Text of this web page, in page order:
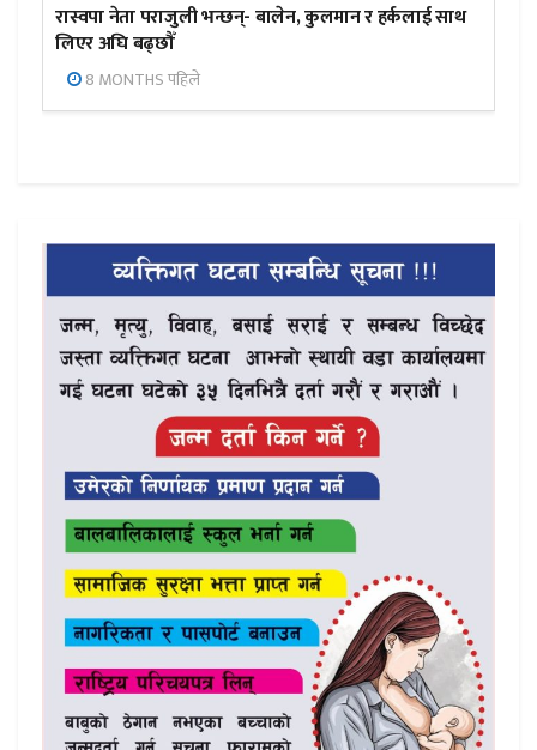
रास्वपा नेता पराजुली भन्छन्- बालेन, कुलमान र हर्कलाई साथ
लिएर अघि बढ्छौँ
8 MONTHS पहिले